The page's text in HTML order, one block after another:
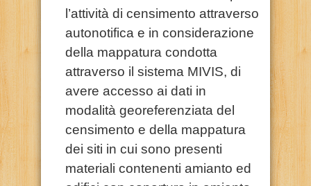
l’attività di censimento attraverso
autonotifica e in considerazione
della mappatura condotta
attraverso il sistema MIVIS, di
avere accesso ai dati in
modalità georeferenziata del
censimento e della mappatura
dei siti in cui sono presenti
materiali contenenti amianto ed